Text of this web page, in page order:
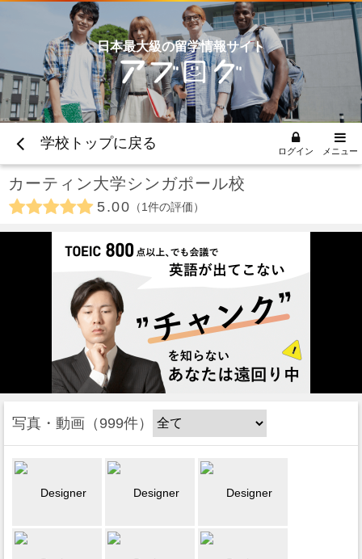
日本最大級の留学情報サイト
学校トップに戻る ログイン メニュー
カーティン大学シンガポール校
5.00 1件の評価
写真・動画 999件